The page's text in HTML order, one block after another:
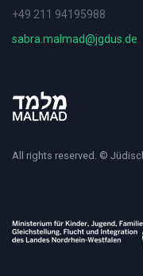
+49 211 94195988
sabra.malmad@jgdus.de
All rights reserved. ©